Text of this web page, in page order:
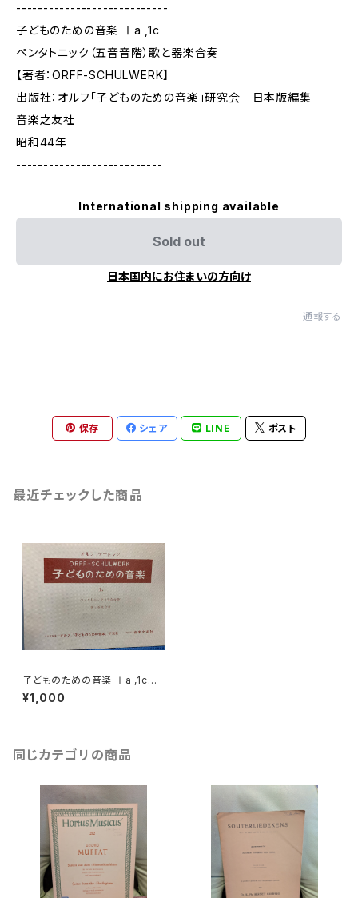
----------------------------
子どものための音楽 Ⅰa ,1c
ペンタトニック（五音音階）歌と器楽合奏
【著者：ORFF-SCHULWERK】
出版社：オルフ「子どものための音楽」研究会 日本版編集
音楽之友社
昭和44年
---------------------------
International shipping available
Sold out
日本国内にお住まいの方向け
通報する
保存 シェア LINE ポスト
最近チェックした商品
子どものための音楽 Ⅰa ,1cペ
ンタトニック（五音音階）歌と器
楽合奏【著者：ORFF-SCHUL
¥1,000
同じカテゴリの商品